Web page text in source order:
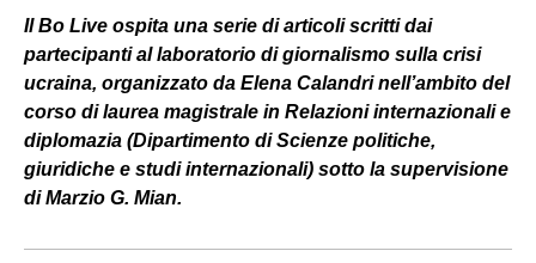
Il Bo Live ospita una serie di articoli scritti dai
partecipanti al laboratorio di giornalismo sulla crisi
ucraina, organizzato da Elena Calandri nell’ambito del
corso di laurea magistrale in Relazioni internazionali e
diplomazia (Dipartimento di Scienze politiche,
giuridiche e studi internazionali) sotto la supervisione
di Marzio G. Mian.